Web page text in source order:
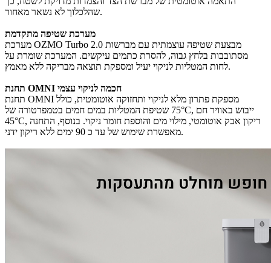
שהלכלוך לא נשאר מאחור.
מערכת שטיפה מתקדמת
מערכת OZMO Turbo 2.0 מבצעת שטיפה עוצמתית עם מברשות
מסתובבות בלחץ גבוה, להסרת כתמים עיקשים. המערכת שומרת על
לחות המטליות לניקוי יעיל ומספקת תוצאה מבריקה ללא מאמץ.
תחנת OMNI חכמה לניקוי עצמי
תחנת OMNI מספקת פתרון מלא לניקוי ותחזוקה אוטומטית, כולל
שטיפת המטליות במים חמים בטמפרטורה של ‎75°C‎, ייבוש באוויר חם
‎45°C‎, ריקון אבק אוטומטי, מילוי מים והוספת חומר ניקוי. בנוסף, התחנה
מאפשרת שימוש של עד כ 90 ימים ללא ריקון ידני.